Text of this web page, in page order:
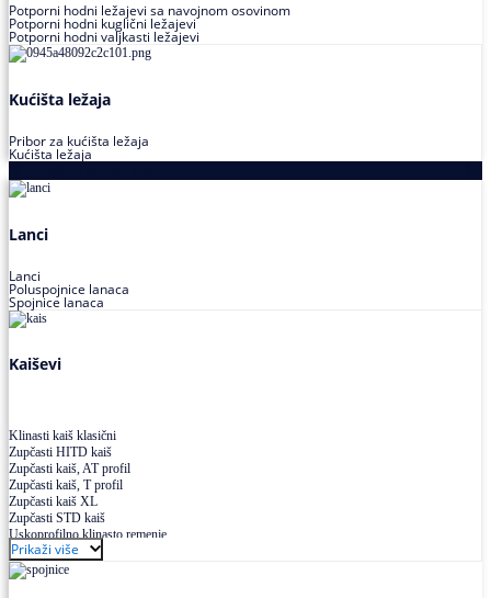
Potporni hodni ležajevi sa navojnom osovinom
Potporni hodni kuglični ležajevi
Potporni hodni valjkasti ležajevi
Kućišta ležaja
Pribor za kućišta ležaja
Kućišta ležaja
Lanci
Lanci
Poluspojnice lanaca
Spojnice lanaca
Kaiševi
Klinasti kaiš klasični
Zupčasti HITD kaiš
Zupčasti kaiš, AT profil
Zupčasti kaiš, T profil
Zupčasti kaiš XL
Zupčasti STD kaiš
Uskoprofilno klinasto remenje
Uskoprofilno klinasto remenje spojeno
Uskoprofilno klinasto remenje XP extra power
Višekanalno remenje PJ,PK
Prikaži više